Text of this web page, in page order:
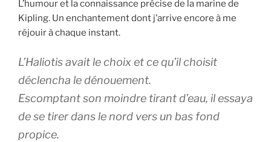
L’humour et la connaissance précise de la marine de
Kipling. Un enchantement dont j’arrive encore à me
réjouir à chaque instant.
L’Haliotisavait le choix et ce qu’il choisit
déclencha le dénouement.
Escomptant son moindre tirant d’eau, il essaya
de se tirer dans le nord vers un bas fond
propice.